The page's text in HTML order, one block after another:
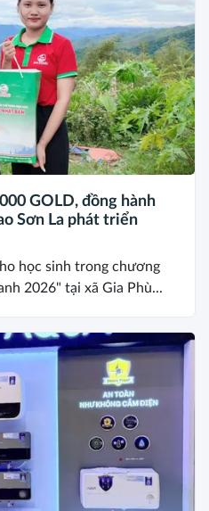
GOLD, đồng hành
Sơn La phát triển
học sinh trong chương
2026" tại xã Gia Phù...